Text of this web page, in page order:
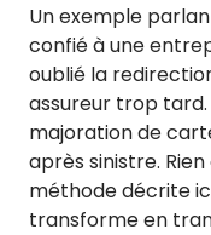
Un exemple
confié à une
oublié la
assureur trop
majoration de
après sinistre.
méthode décrite
transforme en